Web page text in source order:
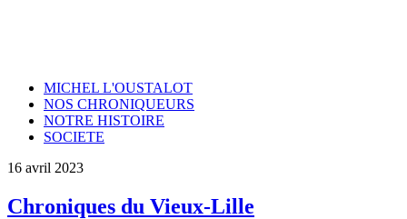
MICHEL L'OUSTALOT
NOS CHRONIQUEURS
NOTRE HISTOIRE
SOCIETE
16 avril 2023
Chroniques du Vieux-Lille